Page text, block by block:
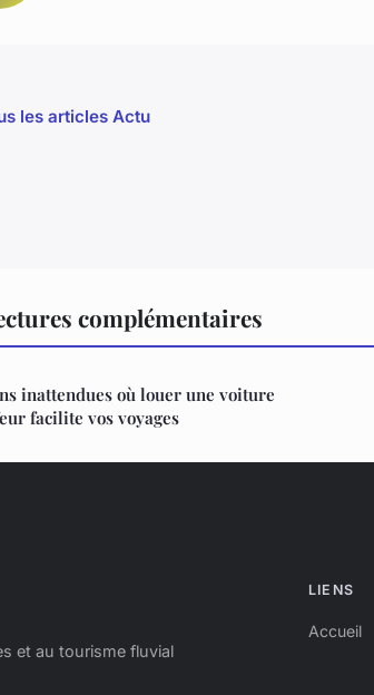
les articles Actu
complémentaires
inattendues où louer une voiture
facilite vos voyages
et au tourisme fluvial
LIENS
Accueil